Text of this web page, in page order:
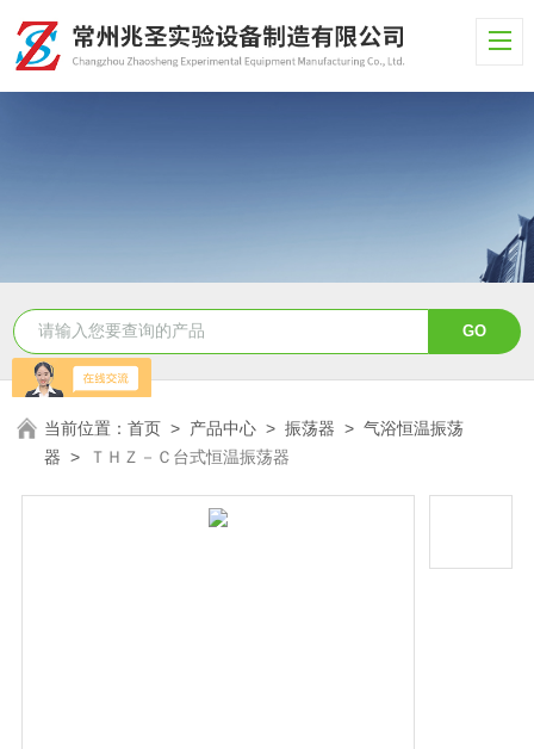
当前位置：首页 > 产品中心 >振荡器 >气浴恒温振荡
器 > ＴＨＺ－Ｃ台式恒温振荡器